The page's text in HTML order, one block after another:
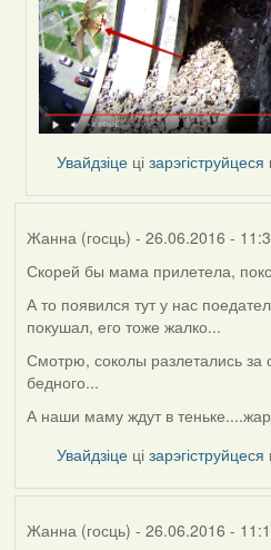
Увайдзіце цізарэгіструйцеся
Жанна (госць) - 26.06.2016 -
Скорей бы мама прилетела,
А то появился тут у нас
покушал, его тоже жалко...
Смотрю, соколы разлетались за
бедного...
А наши маму ждут в
Увайдзіце цізарэгіструйцеся
Жанна (госць) - 26.06.2016 -